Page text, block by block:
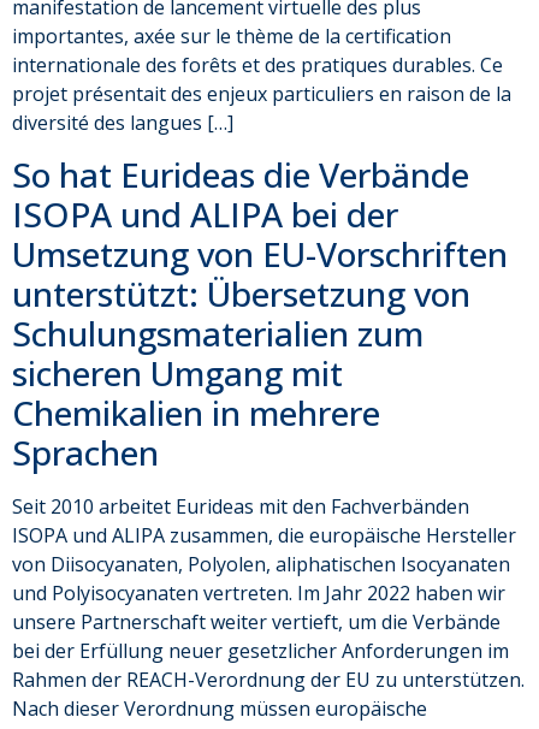
manifestation de lancement virtuelle des plus
importantes, axée sur le thème de la certification
internationale des forêts et des pratiques durables. Ce
projet présentait des enjeux particuliers en raison de la
diversité des langues […]
So hat Eurideas die Verbände
ISOPA und ALIPA bei der
Umsetzung von EU-Vorschriften
unterstützt: Übersetzung von
Schulungsmaterialien zum
sicheren Umgang mit
Chemikalien in mehrere
Sprachen
Seit 2010 arbeitet Eurideas mit den Fachverbänden
ISOPA und ALIPA zusammen, die europäische Hersteller
von Diisocyanaten, Polyolen, aliphatischen Isocyanaten
und Polyisocyanaten vertreten. Im Jahr 2022 haben wir
unsere Partnerschaft weiter vertieft, um die Verbände
bei der Erfüllung neuer gesetzlicher Anforderungen im
Rahmen der REACH-Verordnung der EU zu unterstützen.
Nach dieser Verordnung müssen europäische